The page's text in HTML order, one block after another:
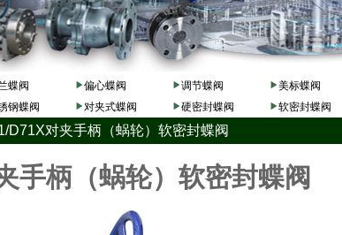
蝶阀 偏心蝶阀 调节蝶阀 美标蝶阀
钢蝶阀 对夹式蝶阀 硬密封蝶阀 软密封蝶阀
D71X对夹手柄（蜗轮）软密封蝶阀
手柄（蜗轮）软密封蝶阀